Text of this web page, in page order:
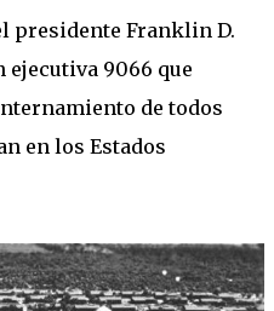
presidente Franklin D.
ejecutiva 9066 que
de todos
en los Estados